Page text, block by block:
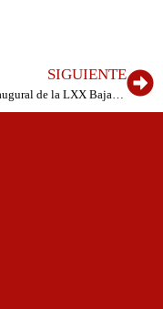
SIGUIENTE
Acto inaugural de la LXX Bajada de la Virgen de los Reyes